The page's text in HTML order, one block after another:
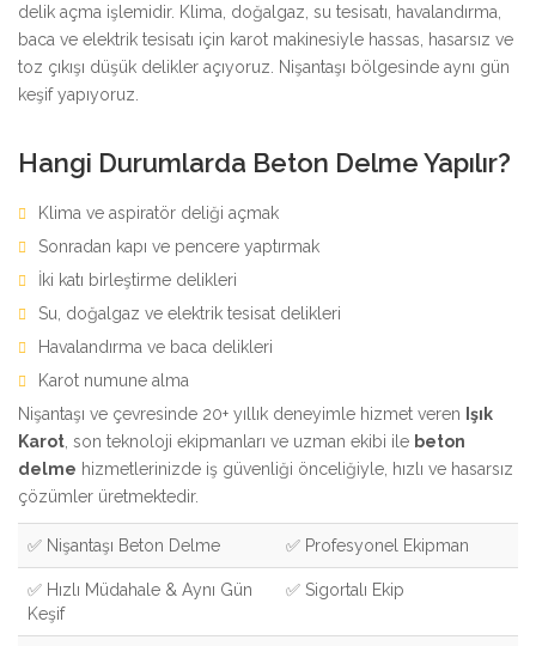
delik açma işlemidir. Klima, doğalgaz, su tesisatı, havalandırma,
baca ve elektrik tesisatı için karot makinesiyle hassas, hasarsız ve
toz çıkışı düşük delikler açıyoruz. Nişantaşı bölgesinde aynı gün
keşif yapıyoruz.
Hangi Durumlarda Beton Delme Yapılır?
Klima ve aspiratör deliği açmak
Sonradan kapı ve pencere yaptırmak
İki katı birleştirme delikleri
Su, doğalgaz ve elektrik tesisat delikleri
Havalandırma ve baca delikleri
Karot numune alma
Nişantaşı ve çevresinde 20+ yıllık deneyimle hizmet veren Işık
Karot , son teknoloji ekipmanları ve uzman ekibi ile beton
delme hizmetlerinizde iş güvenliği önceliğiyle, hızlı ve hasarsız
çözümler üretmektedir.
✅ Nişantaşı Beton Delme ✅ Profesyonel Ekipman
✅ Hızlı Müdahale & Aynı Gün
Keşif
✅ Sigortalı Ekip